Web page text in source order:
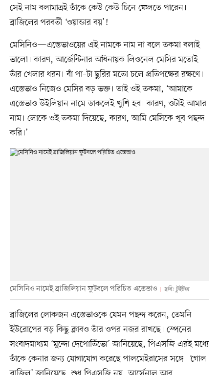
সেই নাম বলামাত্রই তাঁকে কেউ কেউ চিনে ফেলতে পারেন।
ব্রাজিলের পরবর্তী ‘ওয়ান্ডার বয়’!
মেসিনিও—এস্তেভাওয়ের এই নামকে নাম না বলে তকমা বলাই
ভালো। কারণ, আর্জেন্টিনার অধিনায়ক লিওনেল মেসির মতোই
তাঁর খেলার ধরন। বাঁ পা–টা ছুরির মতো চলে প্রতিপক্ষের রক্ষণে।
এস্তেভাও নিজেও মেসির বড় ভক্ত। তাই ওই তকমা, ‘আমাকে
এস্তেভাও উইলিয়ান নামে ডাকলেই খুশি হব। কারণ, ওটাই আমার
নাম। লোকে ওই তকমা দিয়েছে, কারণ, আমি মেসিকে খুব পছন্দ
করি।’
মেসিনিও নামেই ব্রাজিলিয়ান ফুটবলে পরিচিত এস্তেভাও ছবি: টুইটার
ব্রাজিলের লোকজন এস্তেভাওকে যেমন পছন্দ করেন, তেমনি
ইউরোপের বড় কিছু ক্লাবও তাঁর ওপর নজর রাখছে। স্পেনের
সংবাদমাধ্যম ‘মুন্দো দেপোর্তিভো’ জানিয়েছে, পিএসজি এরই মধ্যে
তাঁকে কেনার জন্য যোগাযোগ করেছে পালমেইরাসের সঙ্গে। ‘গোল